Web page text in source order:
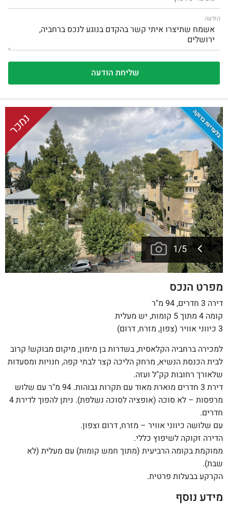
הודעה
בלעדיות בדוקה נמכר
1/5
מפרט הנכס
דירה 3 חדרים, 94 מ"ר
קומה 4 מתוך 5 קומות, יש מעלית
3 כיווני אוויר (צפון, מזרח, דרום)
למכירה ברחביה הקלאסית, בשדרות בן מימון, מיקום מבוקש! קרוב
לבית הכנסת הנשיא, מרחק הליכה קצר לבתי קפה, חנויות ומסעדות
שלאורך רחובות קק"ל ועזה.
דירת 3 חדרים מוארת מאוד עם תקרות גבוהות. 94 מ"ר עם שלוש
מרפסות – לא סוכה (אופציה לסוכה נשלפת). ניתן להפוך לדירת 4
חדרים.
עם שלושה כיווני אוויר – מזרח, דרום וצפון.
הדירה זקוקה לשיפוץ כללי.
ממוקמת בקומה הרביעית (מתוך חמש קומות) עם מעלית (לא
שבת).
הקרקע בבעלות פרטית.
מידע נוסף